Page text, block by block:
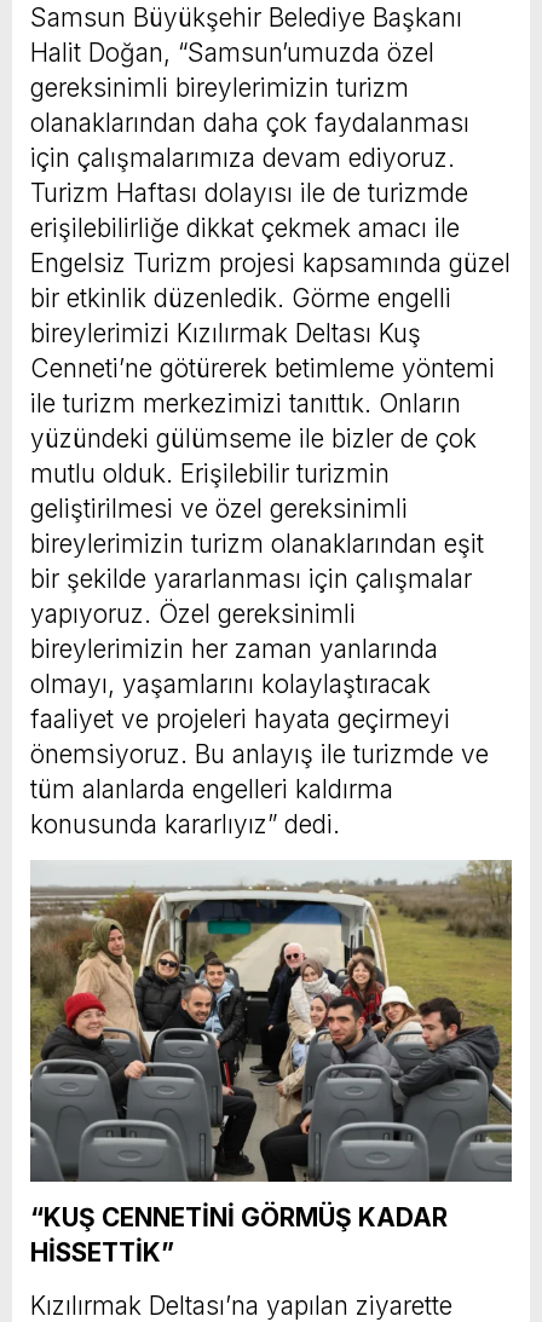
Samsun Büyükşehir Belediye Başkanı
Halit Doğan, “Samsun’umuzda özel
gereksinimli bireylerimizin turizm
olanaklarından daha çok faydalanması
için çalışmalarımıza devam ediyoruz.
Turizm Haftası dolayısı ile de turizmde
erişilebilirliğe dikkat çekmek amacı ile
Engelsiz Turizm projesi kapsamında güzel
bir etkinlik düzenledik. Görme engelli
bireylerimizi Kızılırmak Deltası Kuş
Cenneti’ne götürerek betimleme yöntemi
ile turizm merkezimizi tanıttık. Onların
yüzündeki gülümseme ile bizler de çok
mutlu olduk. Erişilebilir turizmin
geliştirilmesi ve özel gereksinimli
bireylerimizin turizm olanaklarından eşit
bir şekilde yararlanması için çalışmalar
yapıyoruz. Özel gereksinimli
bireylerimizin her zaman yanlarında
olmayı, yaşamlarını kolaylaştıracak
faaliyet ve projeleri hayata geçirmeyi
önemsiyoruz. Bu anlayış ile turizmde ve
tüm alanlarda engelleri kaldırma
konusunda kararlıyız” dedi.
“KUŞ CENNETİNİ GÖRMÜŞ KADAR
HİSSETTİK”
Kızılırmak Deltası’na yapılan ziyarette